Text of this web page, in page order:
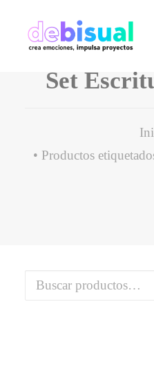
Set
Productos
Buscar